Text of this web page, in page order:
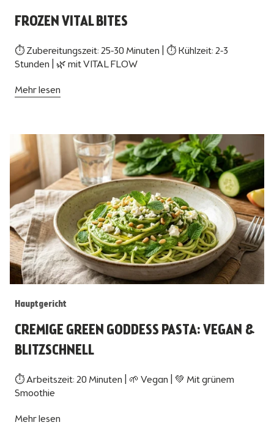
FROZEN VITAL BITES
⏱ Zubereitungszeit: 25-30 Minuten | ⏱ Kühlzeit: 2-3
Stunden | 🌿 mit VITAL FLOW
Mehr lesen
Hauptgericht
CREMIGE GREEN GODDESS PASTA: VEGAN &
BLITZSCHNELL
⏱ Arbeitszeit: 20 Minuten | 🌱 Vegan | 💚 Mit grünem
Smoothie
Mehr lesen